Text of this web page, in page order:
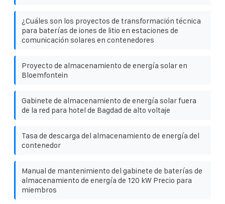
¿Cuáles son los proyectos de transformación técnica
para baterías de iones de litio en estaciones de
comunicación solares en contenedores
Proyecto de almacenamiento de energía solar en
Bloemfontein
Gabinete de almacenamiento de energía solar fuera
de la red para hotel de Bagdad de alto voltaje
Tasa de descarga del almacenamiento de energía del
contenedor
Manual de mantenimiento del gabinete de baterías de
almacenamiento de energía de 120 kW Precio para
miembros